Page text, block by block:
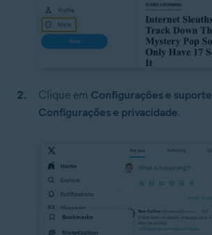
Clique em Configurações e suporte
Configurações e privacidade.